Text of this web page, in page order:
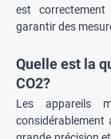
est
garantir des
Quelle est la
CO2?
Les appareils
considérablement